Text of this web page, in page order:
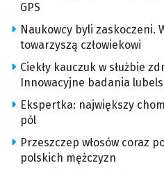
GPS
Naukowcy byli zaskoczeni.
towarzyszą człowiekowi
Ciekły kauczuk w służbie
Innowacyjne badania
Ekspertka: największy
pól
Przeszczep włosów coraz
polskich mężczyzn